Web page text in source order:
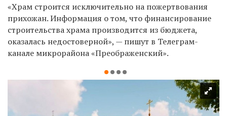
«Храм строится исключительно на пожертвования
прихожан. Информация о том, что финансирование
строительства храма производится из бюджета,
оказалась недостоверной», — пишут в Телеграм-
канале микрорайона«Преображенский».